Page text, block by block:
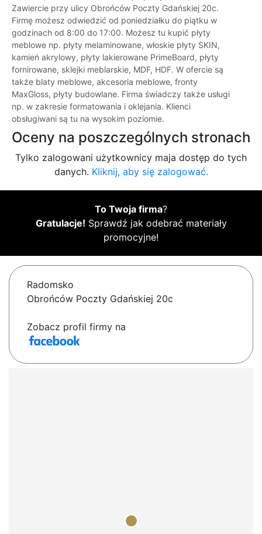
Zawiercie przy ulicy Obrońców Poczty Gdańskiej 20c.
Firmę możesz odwiedzić od poniedziałku do piątku w
godzinach od 8:00 do 17:00. Możesz tu kupić płyty
meblowe np. płyty melaminowane, włoskie płyty SKIN,
kamień akrylowy, płyty lakierowane PrimeBoard, płyty
fornirowane, sklejki meblarskie, MDF, HDF. W ofercie są
także blaty meblowe, akcesoria meblowe, fronty
MaxGloss, płyty budowlane. Firma świadczy także usługi
np. w zakresie formatowania i oklejania. Klienci
obsługiwani są tu na wysokim poziomie.
Oceny na poszczególnych stronach
Tylko zalogowani użytkownicy maja dostęp do tych
danych. Kliknij, aby się zalogować.
To Twoja firma?
Gratulacje! Sprawdź jak odebrać materiały
promocyjne!
Radomsko
Obrońców Poczty Gdańskiej 20c
Zobacz profil firmy na